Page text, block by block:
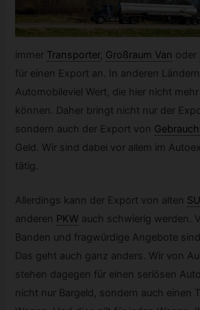
immer Transporter, Großraum Van oder
für einen Export an. In anderen
Automobileviel Wert, die hier nicht
können. Daher bringt nicht nur der
sondern auch der Export von
Geld. Wir sind dabei vor allem im
tätig.
Allerdings kann der Export von alten
anderen PKW auch schwierig werden.
Banden und fragwürdige Angebote
Das geht auch ganz anders. Wir von
stehen dagegen für einen seriösen
nicht nur Bargeld, sondern auch einen